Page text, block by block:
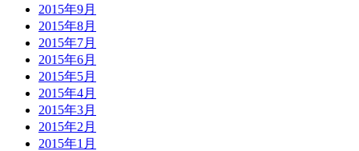
2015年9月
2015年8月
2015年7月
2015年6月
2015年5月
2015年4月
2015年3月
2015年2月
2015年1月